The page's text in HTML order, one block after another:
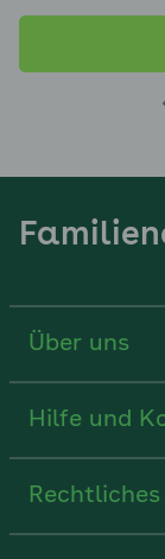
Über uns
Hilfe und
Rechtliches